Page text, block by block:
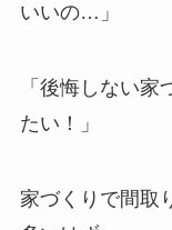
いいの…」
「後悔しない
たい！」
家づくりで間取